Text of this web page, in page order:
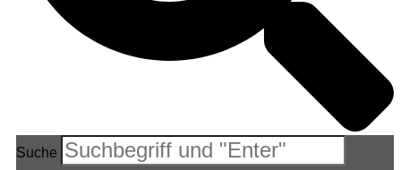
Suche